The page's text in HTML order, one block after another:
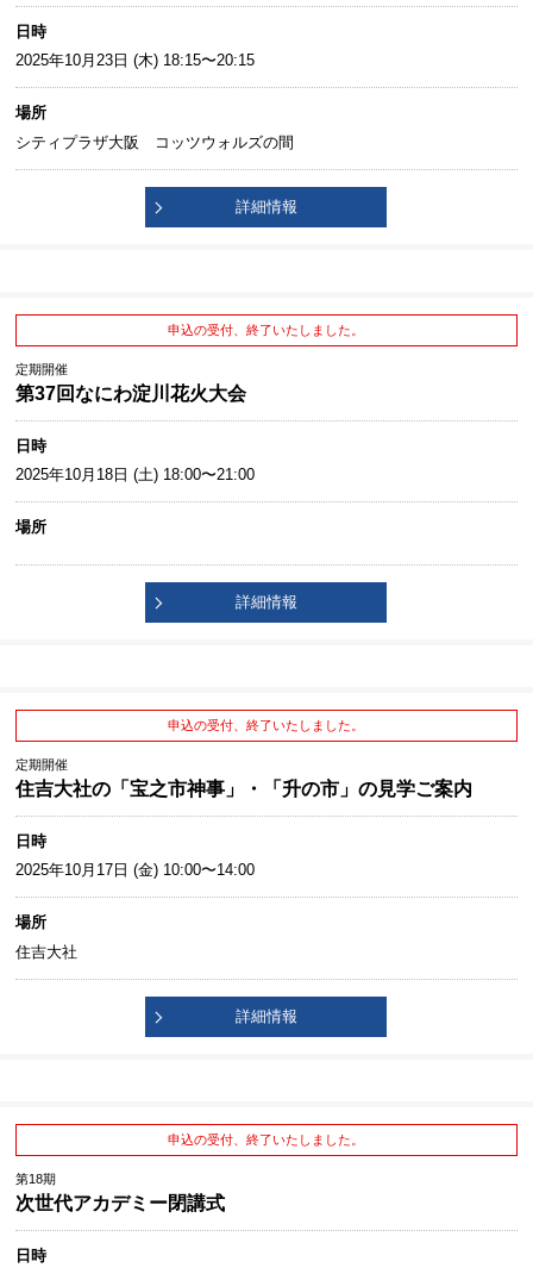
日時
2025年10月23日 (木) 18:15〜20:15
場所
シティプラザ大阪 コッツウォルズの間
詳細情報
申込の受付、終了いたしました。
定期開催
第37回なにわ淀川花火大会
日時
2025年10月18日 (土) 18:00〜21:00
場所
詳細情報
申込の受付、終了いたしました。
定期開催
住吉大社の「宝之市神事」・「升の市」の見学ご案内
日時
2025年10月17日 (金) 10:00〜14:00
場所
住吉大社
詳細情報
申込の受付、終了いたしました。
第18期
次世代アカデミー閉講式
日時